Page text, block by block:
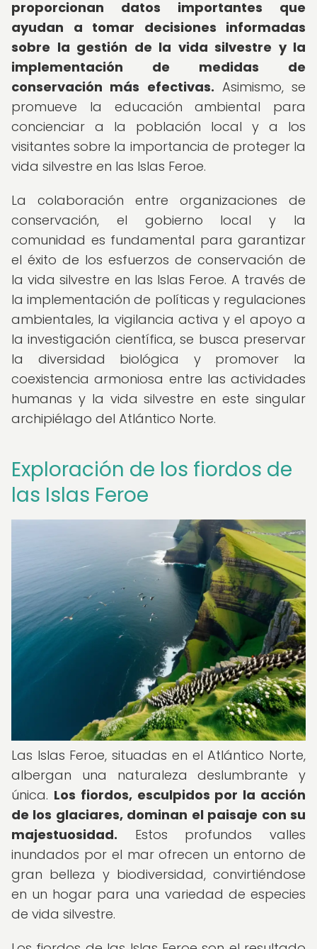
proporcionan datos importantes que
ayudan a tomar decisiones informadas
sobre la gestión de la vida silvestre y la
implementación de medidas de
conservación más efectivas. Asimismo, se
promueve la educación ambiental para
concienciar a la población local y a los
visitantes sobre la importancia de proteger la
vida silvestre en las Islas Feroe.
La colaboración entre organizaciones de
conservación, el gobierno local y la
comunidad es fundamental para garantizar
el éxito de los esfuerzos de conservación de
la vida silvestre en las Islas Feroe. A través de
la implementación de políticas y regulaciones
ambientales, la vigilancia activa y el apoyo a
la investigación científica, se busca preservar
la diversidad biológica y promover la
coexistencia armoniosa entre las actividades
humanas y la vida silvestre en este singular
archipiélago del Atlántico Norte.
Exploración de los fiordos de
las Islas Feroe
Las Islas Feroe, situadas en el Atlántico Norte,
albergan una naturaleza deslumbrante y
única. Los fiordos, esculpidos por la acción
de los glaciares, dominan el paisaje con su
majestuosidad. Estos profundos valles
inundados por el mar ofrecen un entorno de
gran belleza y biodiversidad, convirtiéndose
en un hogar para una variedad de especies
de vida silvestre.